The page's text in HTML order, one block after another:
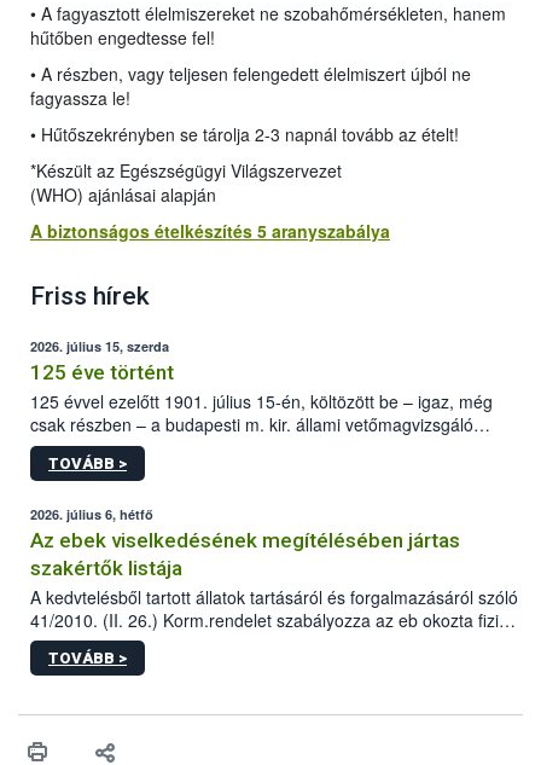
• A fagyasztott élelmiszereket ne szobahőmérsékleten, hanem
hűtőben engedtesse fel!
• A részben, vagy teljesen felengedett élelmiszert újból ne
fagyassza le!
• Hűtőszekrényben se tárolja 2-3 napnál tovább az ételt!
*Készült az Egészségügyi Világszervezet
(WHO) ajánlásai alapján
A biztonságos ételkészítés 5 aranyszabálya
Friss hírek
2026. július 15, szerda
125 éve történt
125 évvel ezelőtt 1901. július 15-én, költözött be – igaz, még
csak részben – a budapesti m. kir. állami vetőmagvizsgáló
állomás a Kis Rókus utca 15. szám alatti, Czigler Győző által
tervezett új épületébe.
TOVÁBB >
2026. július 6, hétfő
Az ebek viselkedésének megítélésében jártas
szakértők listája
A kedvtelésből tartott állatok tartásáról és forgalmazásáról szóló
41/2010. (II. 26.) Korm.rendelet szabályozza az eb okozta fizikai
sérülés, illetve ennek veszélye keletkezésekor felmerülő
hatósági feladatokat, valamint a veszélyes eb tartását és annak
vonni az ebek viselkedésének megítélésében jártas szakértőt.
TOVÁBB >